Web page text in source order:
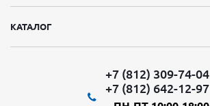
КАТАЛОГ
+7 (812) 309-74-04
+7 (812) 642-12-97